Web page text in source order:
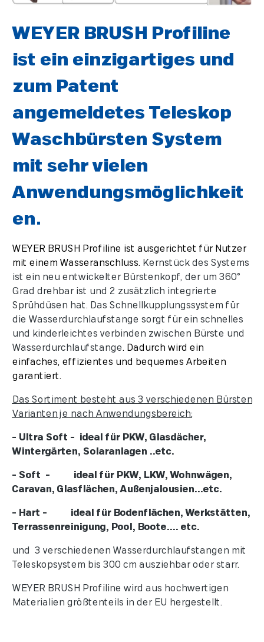
WEYER BRUSH Profiline
ist ein einzigartiges und
zum Patent
angemeldetes Teleskop
Waschbürsten System
mit sehr vielen
Anwendungsmöglichkeit
en.
WEYER BRUSH Profiline ist ausgerichtet für Nutzer
mit einem Wasseranschluss. Kernstück des Systems
ist ein neu entwickelter Bürstenkopf, der um 360°
Grad drehbar ist und 2 zusätzlich integrierte
Sprühdüsen hat. Das Schnellkupplungssystem für
die Wasserdurchlaufstange sorgt für ein schnelles
und kinderleichtes verbinden zwischen Bürste und
Wasserdurchlaufstange. Dadurch wird ein
einfaches, effizientes und bequemes Arbeiten
garantiert.
Das Sortiment besteht aus 3 verschiedenen Bürsten
Varianten je nach Anwendungsbereich:
- Ultra Soft - ideal für PKW, Glasdächer,
Wintergärten, Solaranlagen ..etc.
- Soft - ideal für PKW, LKW, Wohnwägen,
Caravan, Glasflächen, Außenjalousien...etc.
- Hart - ideal für Bodenflächen, Werkstätten,
Terrassenreinigung, Pool, Boote.... etc.
und 3 verschiedenen Wasserdurchlaufstangen mit
Teleskopsystem bis 300 cm ausziehbar oder starr.
WEYER BRUSH Profiline wird aus hochwertigen
Materialien größtenteils in der EU hergestellt.